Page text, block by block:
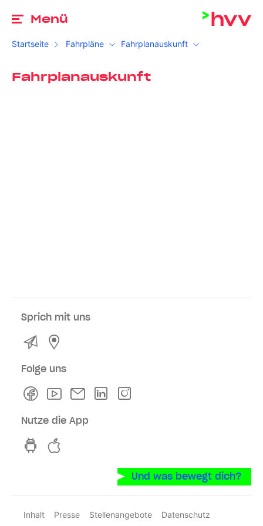
Menü
Startseite Fahrpläne Fahrplanauskunft
Fahrplanauskunft
Sprich mit uns
Kontakt
Folge uns
FacebookYoutubeNewsletterLinkedln
Nutze die App
hvv switch App auf GooglePlay
Und was bewegt dich?
Inhalt Presse Stellenangebote
Datenschutz